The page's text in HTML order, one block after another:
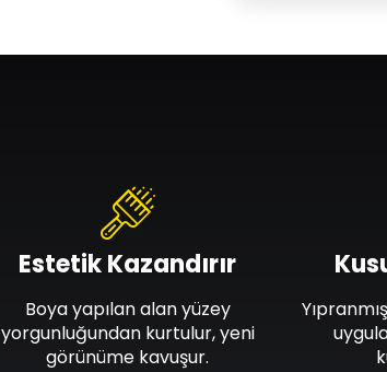
Estetik Kazandırır
Boya yapılan alan yüzey
yorgunluğundan kurtulur, yeni
görünüme kavuşur.